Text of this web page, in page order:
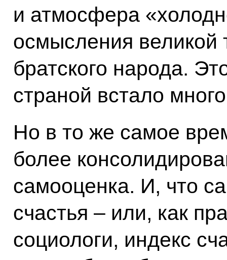
и атмосфера
осмысления великой
братского народа.
страной встало
Но в то же самое
более
самооценка. И, что
счастья – или, как
социологи, индекс